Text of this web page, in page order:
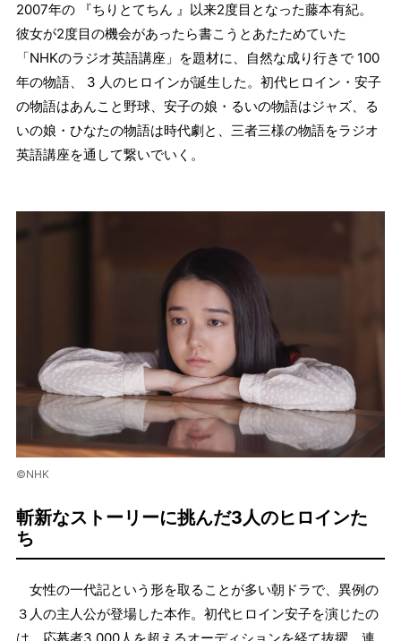
2007年の 『ちりとてちん 』以来2度目となった藤本有紀。
彼女が2度目の機会があったら書こうとあたためていた
「NHKのラジオ英語講座」を題材に、自然な成り行きで 100
年の物語、 3 人のヒロインが誕生した。初代ヒロイン・安子
の物語はあんこと野球、安子の娘・るいの物語はジャズ、る
いの娘・ひなたの物語は時代劇と、三者三様の物語をラジオ
英語講座を通して繋いでいく。
©NHK
斬新なストーリーに挑んだ3人のヒロインた
ち
女性の一代記という形を取ることが多い朝ドラで、異例の
３人の主人公が登場した本作。初代ヒロイン安子を演じたの